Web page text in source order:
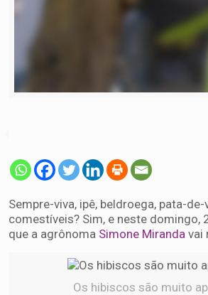
Sempre-viva, ipê, beldroega, pata-
comestíveis? Sim, e neste
que a agrônoma Simone Mirandavai
Os hibiscos são muito